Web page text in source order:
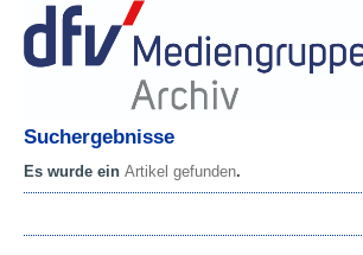
Suchergebnisse
Es wurde ein Artikel gefunden.